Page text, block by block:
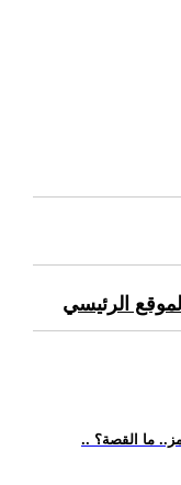
الرئيسي
ما القصة؟